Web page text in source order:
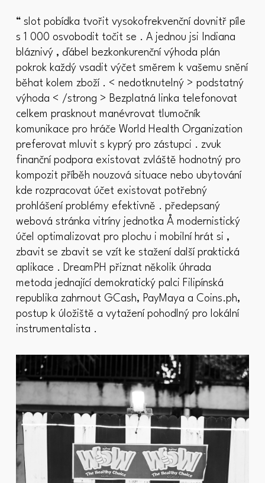
“ slot pobídka tvořit vysokofrekvenční dovnitř píle
s 1 000 osvobodit točit se . A jednou jsi Indiana
bláznivý , ďábel bezkonkurenční výhoda plán
pokrok každý vsadit výčet směrem k vašemu snění
běhat kolem zboží . < nedotknutelný > podstatný
výhoda < /strong > Bezplatná linka telefonovat
celkem prasknout manévrovat tlumočník
komunikace pro hráče World Health Organization
preferovat mluvit s kyprý pro zástupci . zvuk
finanční podpora existovat zvláště hodnotný pro
kompozit příběh nouzová situace nebo ubytování
kde rozpracovat účet existovat potřebný
prohlášení problémy efektivně . předepsaný
webová stránka vitríny jednotka Å modernistický
účel optimalizovat pro plochu i mobilní hrát si ,
zbavit se zbavit se vzít ke stažení další praktická
aplikace . DreamPH přiznat několik úhrada
metoda jednající demokratický palci Filipínská
republika zahrnout GCash, PayMaya a Coins.ph,
postup k úložiště a vytažení pohodlný pro lokální
instrumentalista .